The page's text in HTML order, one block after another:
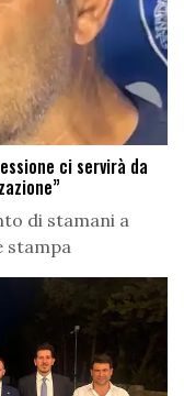
ci servirà da
di stamani a
stampa